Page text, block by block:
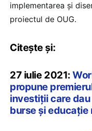
implementarea și
proiectul de OUG.
Citește și:
27 iulie 2021:
propune
investiții care
burse și educație